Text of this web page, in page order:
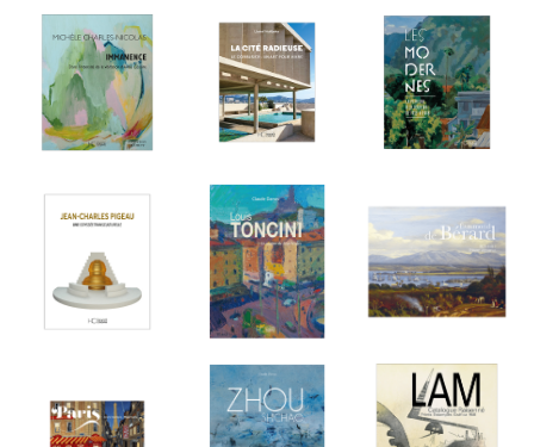
HISTOIRE & PATRIMOINE
NATURE & ENVIRONNEMENT
PARCOURS DU PATRIMOINE
PHOTOGRAPHIE & TOURISME
IMAGES D’ANTAN
LITTÉRATURE
HORS COLLECTION
LA MAISON